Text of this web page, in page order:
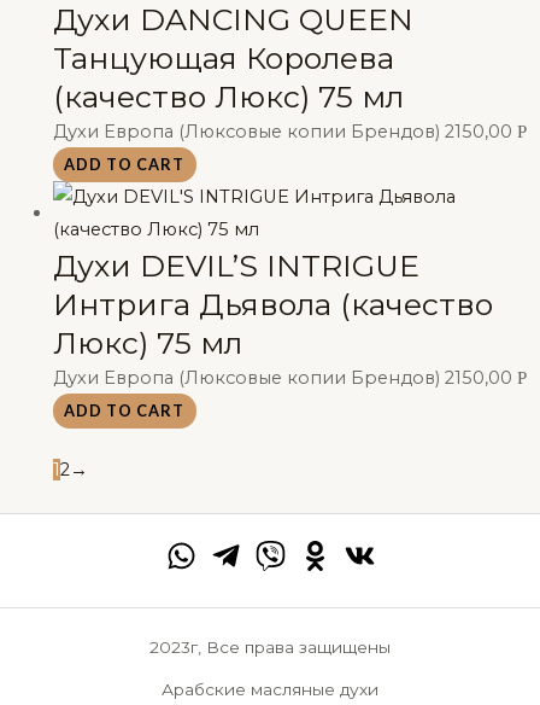
Духи DANCING QUEEN
Танцующая Королева
(качество Люкс) 75 мл
Духи Европа (Люксовые копии Брендов) 2150,00 Р
ADD TO CART
Духи DEVIL’S INTRIGUE
Интрига Дьявола (качество
Люкс) 75 мл
Духи Европа (Люксовые копии Брендов) 2150,00 Р
ADD TO CART
12→
2023г, Все права защищены
Арабские масляные духи